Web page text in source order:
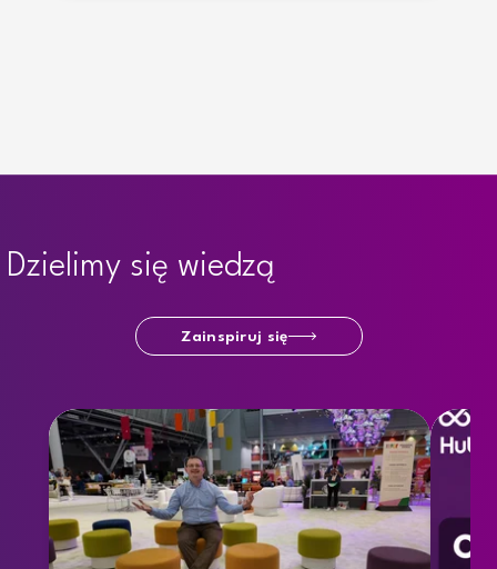
Dzielimy się wiedzą
Zainspiruj się